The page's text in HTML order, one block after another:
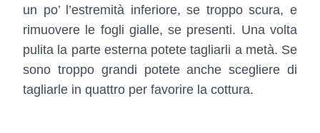
un po’ l’estremità inferiore, se troppo scura, e
rimuovere le fogli gialle, se presenti. Una volta
pulita la parte esterna potete tagliarli a metà. Se
sono troppo grandi potete anche scegliere di
tagliarle in quattro per favorire la cottura.